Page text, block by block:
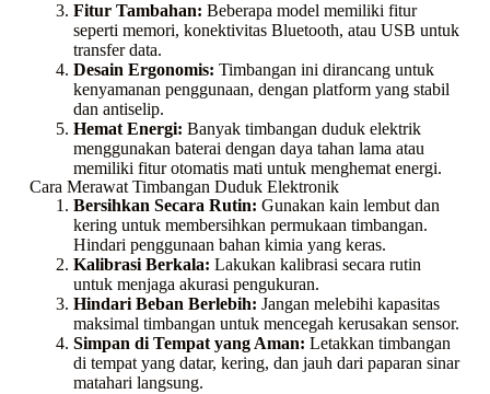
Fitur Tambahan: Beberapa model memiliki fitur
seperti memori, konektivitas Bluetooth, atau USB untuk
transfer data.
Desain Ergonomis: Timbangan ini dirancang untuk
kenyamanan penggunaan, dengan platform yang stabil
dan antiselip.
Hemat Energi: Banyak timbangan duduk elektrik
menggunakan baterai dengan daya tahan lama atau
memiliki fitur otomatis mati untuk menghemat energi.
Cara Merawat Timbangan Duduk Elektronik
Bersihkan Secara Rutin: Gunakan kain lembut dan
kering untuk membersihkan permukaan timbangan.
Hindari penggunaan bahan kimia yang keras.
Kalibrasi Berkala: Lakukan kalibrasi secara rutin
untuk menjaga akurasi pengukuran.
Hindari Beban Berlebih: Jangan melebihi kapasitas
maksimal timbangan untuk mencegah kerusakan sensor.
Simpan di Tempat yang Aman: Letakkan timbangan
di tempat yang datar, kering, dan jauh dari paparan sinar
matahari langsung.